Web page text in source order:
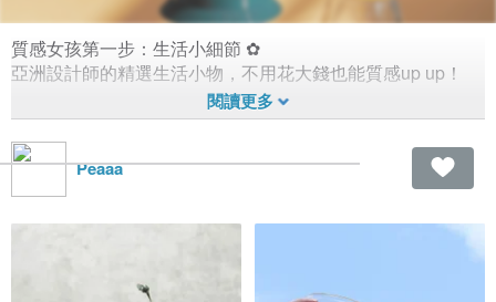
質感女孩の百元生活小物
質感女孩第一步：生活小細節 ✿
亞洲設計師的精選生活小物，不用花大錢也能質感up up！
Peaaa